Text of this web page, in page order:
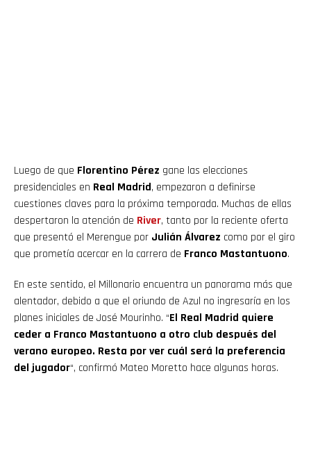
Luego de que Florentino Pérez gane las elecciones
presidenciales en Real Madrid, empezaron a definirse
cuestiones claves para la próxima temporada. Muchas de ellas
despertaron la atención de River, tanto por la reciente oferta
que presentó el Merengue por Julián Álvarez como por el giro
que prometía acercar en la carrera de Franco Mastantuono.
En este sentido, el Millonario encuentra un panorama más que
alentador, debido a que el oriundo de Azul no ingresaría en los
planes iniciales de José Mourinho. “El Real Madrid quiere
ceder a Franco Mastantuono a otro club después del
verano europeo. Resta por ver cuál será la preferencia
del jugador“, confirmó Mateo Moretto hace algunas horas.